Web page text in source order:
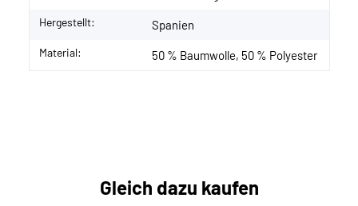
Hergestellt: Spanien
Material: 50 % Baumwolle, 50 % Polyester
Gleich dazu kaufen